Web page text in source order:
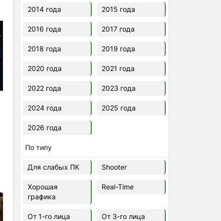
2014 года 2015 года
2016 года 2017 года
2018 года 2019 года
2020 года 2021 года
2022 года 2023 года
2024 года 2025 года
2026 года
По типу
Для слабых ПК Shooter
Хорошая
графика
Real-Time
От 1-го лица От 3-го лица